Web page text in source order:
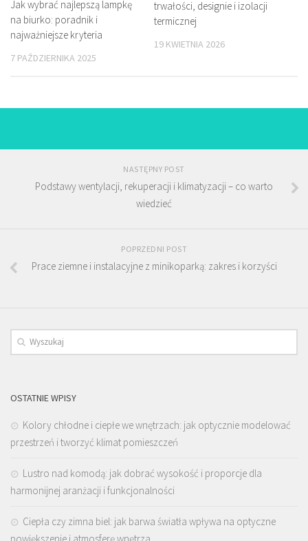
Jak wybrać najlepszą lampkę
na biurko: poradnik i
najważniejsze kryteria
7 PAŹDZIERNIKA 2025
trwałości, designie i izolacji
termicznej
19 KWIETNIA 2026
NASTĘPNY POST
Podstawy wentylacji, rekuperacji i klimatyzacji – co warto
wiedzieć
POPRZEDNI POST
Prace ziemne i instalacyjne z minikoparką: zakres i korzyści
OSTATNIE WPISY
Kolory chłodne i ciepłe we wnętrzach: jak optycznie modelować
przestrzeń i tworzyć klimat pomieszczeń
Lustro nad komodą: jak dobrać wysokość i proporcje dla
harmonijnej aranżacji i funkcjonalności
Ciepła czy zimna biel: jak barwa światła wpływa na optyczne